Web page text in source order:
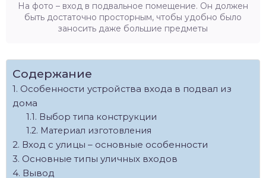
На фото – вход в подвальное помещение. Он должен
быть достаточно просторным, чтобы удобно было
заносить даже большие предметы
Содержание
Особенности устройства входа в подвал из
дома
Выбор типа конструкции
Материал изготовления
Вход с улицы – основные особенности
Основные типы уличных входов
Вывод